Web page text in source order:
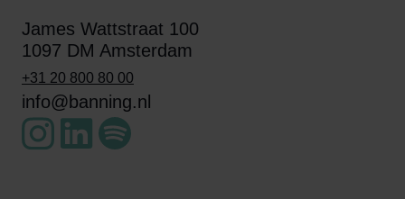
James Wattstraat 100
1097 DM Amsterdam
+31 20 800 80 00
info@banning.nl